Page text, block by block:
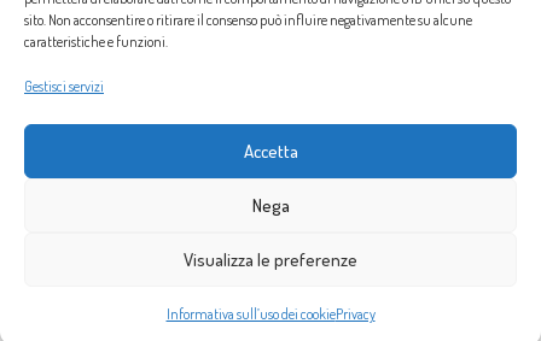
sito. Non acconsentire o ritirare il consenso può influire negativamente su alcune
caratteristiche e funzioni.
Gestisci servizi
Accetta
Nega
Visualizza le preferenze
Informativa sull’uso dei cookiePrivacy
Siamo aperti dalLunedì al Venerdìdalle
SABATO CHIUSO